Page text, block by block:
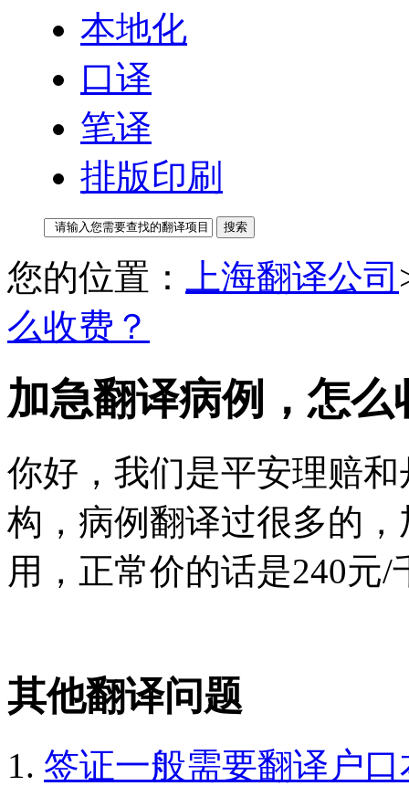
本地化
口译
笔译
排版印刷
您的位置： 上海翻译公司
么收费？
加急翻译病例，怎么
你好，我们是平安理赔
构，病例翻译过很多的
用，正常价的话是240元/
其他翻译问题
签证一般需要翻译户